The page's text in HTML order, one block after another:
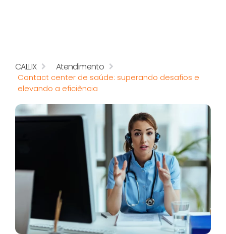
CALLIX Atendimento
Contact center de saúde: superando desafios e
elevando a eficiência